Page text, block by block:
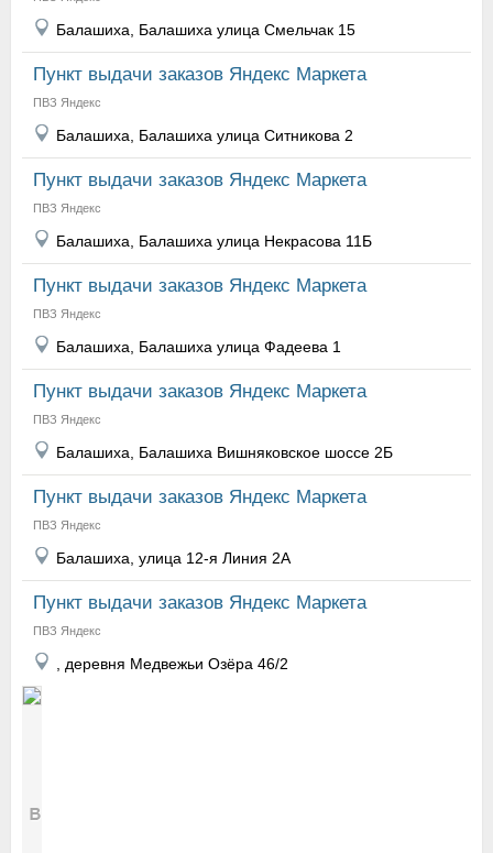
Балашиха, Балашиха улица Смельчак 15
Пункт выдачи заказов Яндекс Маркета
ПВЗ Яндекс
Балашиха, Балашиха улица Ситникова 2
Пункт выдачи заказов Яндекс Маркета
ПВЗ Яндекс
Балашиха, Балашиха улица Некрасова 11Б
Пункт выдачи заказов Яндекс Маркета
ПВЗ Яндекс
Балашиха, Балашиха улица Фадеева 1
Пункт выдачи заказов Яндекс Маркета
ПВЗ Яндекс
Балашиха, Балашиха Вишняковское шоссе 2Б
Пункт выдачи заказов Яндекс Маркета
ПВЗ Яндекс
Балашиха, улица 12-я Линия 2А
Пункт выдачи заказов Яндекс Маркета
ПВЗ Яндекс
, деревня Медвежьи Озёра 46/2